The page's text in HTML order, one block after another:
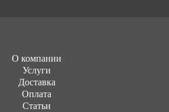
О компании
Услуги
Доставка
Оплата
Статьи